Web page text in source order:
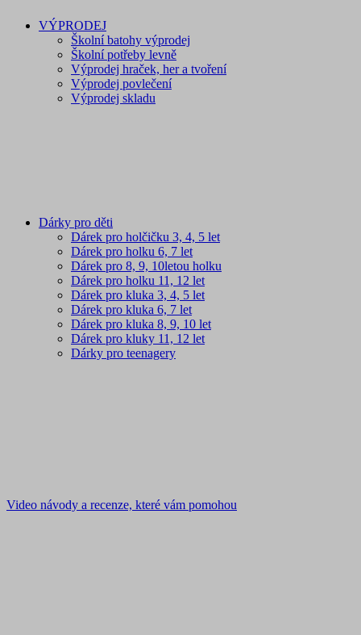
VÝPRODEJ
Školní batohy výprodej
Školní potřeby levně
Výprodej hraček, her a tvoření
Výprodej povlečení
Výprodej skladu
Dárky pro děti
Dárek pro holčičku 3, 4, 5 let
Dárek pro holku 6, 7 let
Dárek pro 8, 9, 10letou holku
Dárek pro holku 11, 12 let
Dárek pro kluka 3, 4, 5 let
Dárek pro kluka 6, 7 let
Dárek pro kluka 8, 9, 10 let
Dárek pro kluky 11, 12 let
Dárky pro teenagery
Video návody a recenze, které vám pomohou